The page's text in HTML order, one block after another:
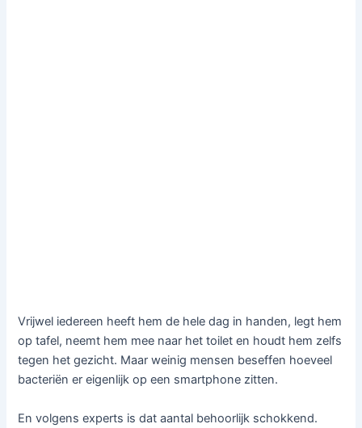
Vrijwel iedereen heeft hem de hele dag in handen, legt hem
op tafel, neemt hem mee naar het toilet en houdt hem zelfs
tegen het gezicht. Maar weinig mensen beseffen hoeveel
bacteriën er eigenlijk op een smartphone zitten.
En volgens experts is dat aantal behoorlijk schokkend.